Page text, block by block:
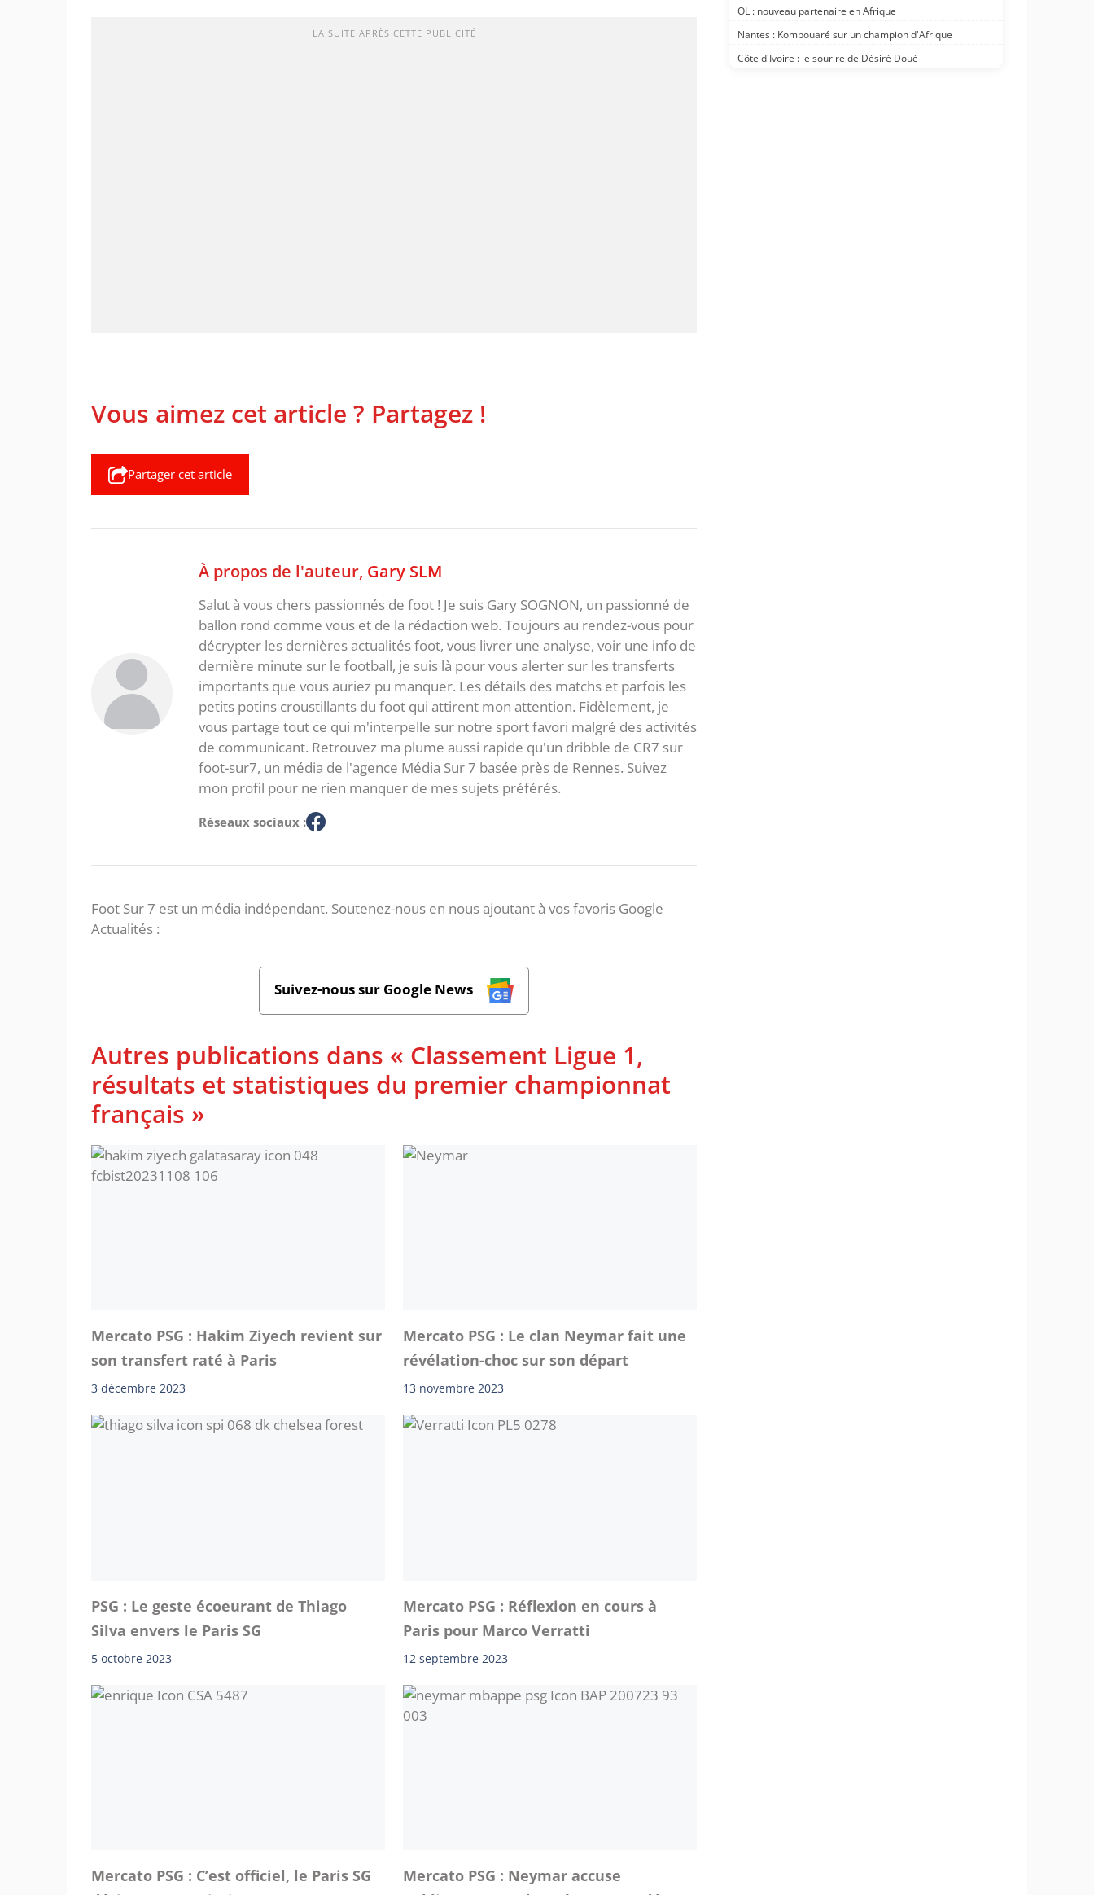
LA SUITE APRÈS CETTE PUBLICITÉ
Vous aimez cet article ? Partagez !
Partager cet article
À propos de l'auteur, Gary SLM
Salut à vous chers passionnés de foot ! Je suis Gary SOGNON, un passionné de
ballon rond comme vous et de la rédaction web. Toujours au rendez-vous pour
décrypter les dernières actualités foot, vous livrer une analyse, voir une info de
dernière minute sur le football, je suis là pour vous alerter sur les transferts
importants que vous auriez pu manquer. Les détails des matchs et parfois les
petits potins croustillants du foot qui attirent mon attention. Fidèlement, je
vous partage tout ce qui m'interpelle sur notre sport favori malgré des activités
de communicant. Retrouvez ma plume aussi rapide qu'un dribble de CR7 sur
foot-sur7, un média de l'agence Média Sur 7 basée près de Rennes. Suivez
mon profil pour ne rien manquer de mes sujets préférés.
Réseaux sociaux :
Foot Sur 7 est un média indépendant. Soutenez-nous en nous ajoutant à vos favoris Google
Actualités :
Suivez-nous sur Google News
Autres publications dans « Classement Ligue 1,
résultats et statistiques du premier championnat
français »
Mercato PSG : Hakim Ziyech revient sur
son transfert raté à Paris
3 décembre 2023
Mercato PSG : Le clan Neymar fait une
révélation-choc sur son départ
13 novembre 2023
PSG : Le geste écoeurant de Thiago
Silva envers le Paris SG
5 octobre 2023
Mercato PSG : Réflexion en cours à
Paris pour Marco Verratti
12 septembre 2023
Mercato PSG : C’est officiel, le Paris SG
Mercato PSG : Neymar accuse
OL : nouveau partenaire en Afrique
Nantes : Kombouaré sur un champion d'Afrique
Côte d'Ivoire : le sourire de Désiré Doué